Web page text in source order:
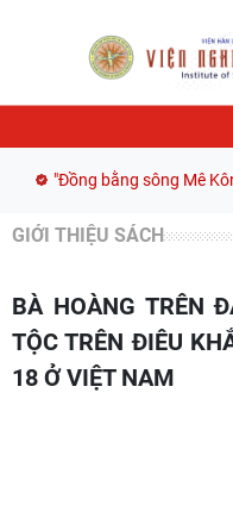
"Đồng bằng sông Mê
GIỚI THIỆU SÁCH
BÀ HOÀNG TRÊN ĐA – CHÂN DUNG NỮ QUÝ
TỘC TRÊN ĐIÊU
18 Ở VIỆT NAM